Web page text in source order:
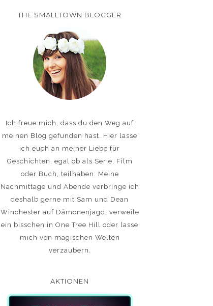
THE SMALLTOWN BLOGGER
Ich freue mich, dass du den Weg auf
meinen Blog gefunden hast. Hier lasse
ich euch an meiner Liebe für
Geschichten, egal ob als Serie, Film
oder Buch, teilhaben. Meine
Nachmittage und Abende verbringe ich
deshalb gerne mit Sam und Dean
Winchester auf Dämonenjagd, verweile
ein bisschen in One Tree Hill oder lasse
mich von magischen Welten
verzaubern.
AKTIONEN